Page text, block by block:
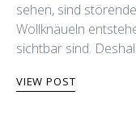
sehen, sind
Wollknäueln
sichtbar sind.
VIEW POST